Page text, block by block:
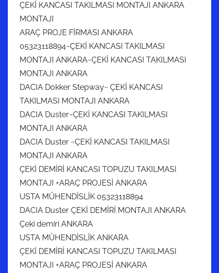
ÇEKİ KANCASI TAKILMASI MONTAJI ANKARA
MONTAJI
ARAÇ PROJE FİRMASI ANKARA
05323118894~ÇEKİ KANCASI TAKILMASI
MONTAJI ANKARA~ÇEKİ KANCASI TAKILMASI
MONTAJI ANKARA
DACIA Dokker Stepway~ ÇEKİ KANCASI
TAKILMASI MONTAJI ANKARA
DACIA Duster~ÇEKİ KANCASI TAKILMASI
MONTAJI ANKARA
DACIA Duster ~ÇEKİ KANCASI TAKILMASI
MONTAJI ANKARA
ÇEKİ DEMİRİ KANCASI TOPUZU TAKILMASI
MONTAJI +ARAÇ PROJESİ ANKARA
USTA MÜHENDİSLİK 05323118894
DACIA Duster ÇEKİ DEMİRİ MONTAJI ANKARA
Çeki demiri ANKARA
USTA MÜHENDİSLİK ANKARA
ÇEKİ DEMİRİ KANCASI TOPUZU TAKILMASI
MONTAJI +ARAÇ PROJESİ ANKARA